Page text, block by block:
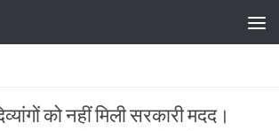
को नहीं मिली सरकारी मदद।